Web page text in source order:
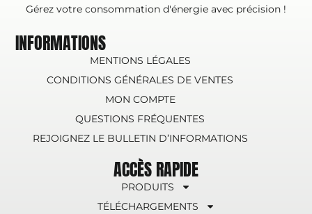
Gérez votre consommation d'énergie avec précision !
INFORMATIONS
MENTIONS LÉGALES
CONDITIONS GÉNÉRALES DE VENTES
MON COMPTE
QUESTIONS FRÉQUENTES
REJOIGNEZ LE BULLETIN D’INFORMATIONS
ACCÈS RAPIDE
PRODUITS
TÉLÉCHARGEMENTS